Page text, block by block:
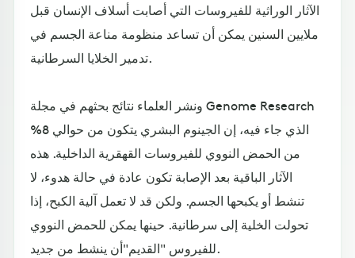
الآثار الوراثية للفيروسات التي أصابت أسلاف الإنسان قبل
ملايين السنين يمكن أن تساعد منظومة مناعة الجسم في
تدمير الخلايا السرطانية.
ونشر العلماء نتائج بحثهم في مجلة Genome Research
الذي جاء فيه، إن الجينوم البشري يتكون من حوالي 8%
من الحمض النووي للفيروسات القهقرية الداخلية. هذه
الآثار الباقية بعد الإصابة تكون عادة في حالة هدوء، لا
تنشط أو يكبحها الجسم. ولكن قد لا تعمل آلية الكبح، إذا
تحولت الخلية إلى سرطانية. حينها يمكن للحمض النووي
للفيروس "القديم"أن ينشط من جديد.